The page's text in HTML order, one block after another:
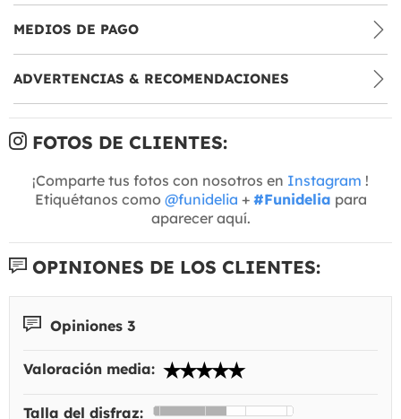
MEDIOS DE PAGO
ADVERTENCIAS & RECOMENDACIONES
FOTOS DE CLIENTES:
¡Comparte tus fotos con nosotros en Instagram !
Etiquétanos como @funidelia + #Funidelia para
aparecer aquí.
OPINIONES DE LOS CLIENTES:
Opiniones 3
Valoración media:
Talla del disfraz: